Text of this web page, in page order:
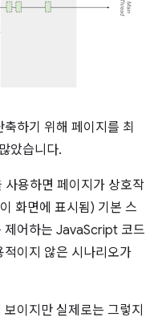
하기 위해 페이지를 최
았습니다.
사용하면 페이지가 상호작
화면에 표시됨) 기본 스
제어하는 JavaScript 코드
이지 않은 시나리오가
이지만 실제로는 그렇지